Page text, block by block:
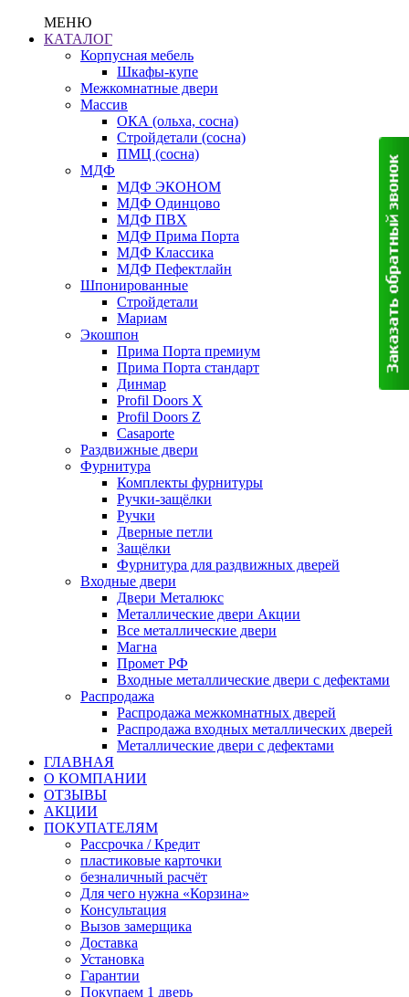
МЕНЮ
КАТАЛОГ
Корпусная мебель
Шкафы-купе
Межкомнатные двери
Массив
ОКА (ольха, сосна)
Стройдетали (сосна)
ПМЦ (сосна)
МДФ
МДФ ЭКОНОМ
МДФ Одинцово
МДФ ПВХ
МДФ Прима Порта
МДФ Классика
МДФ Пефектлайн
Шпонированные
Стройдетали
Мариам
Экошпон
Прима Порта премиум
Прима Порта стандарт
Динмар
Profil Doors X
Profil Doors Z
Casaporte
Раздвижные двери
Фурнитура
Комплекты фурнитуры
Ручки-защёлки
Ручки
Дверные петли
Защёлки
Фурнитура для раздвижных дверей
Входные двери
Двери Металюкс
Металлические двери Акции
Все металлические двери
Магна
Промет РФ
Входные металлические двери с дефектами
Распродажа
Распродажа межкомнатных дверей
Распродажа входных металлических дверей
Металлические двери с дефектами
ГЛАВНАЯ
О КОМПАНИИ
ОТЗЫВЫ
АКЦИИ
ПОКУПАТЕЛЯМ
Рассрочка / Кредит
пластиковые карточки
безналичный расчёт
Для чего нужна «Корзина»
Консультация
Вызов замерщика
Доставка
Установка
Гарантии
Покупаем 1 дверь